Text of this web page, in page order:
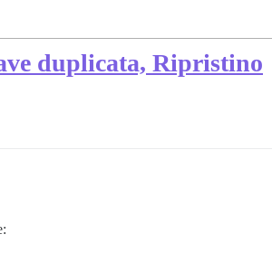
duplicata, Ripristino